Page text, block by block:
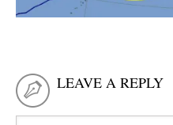
LEAVE A REPLY